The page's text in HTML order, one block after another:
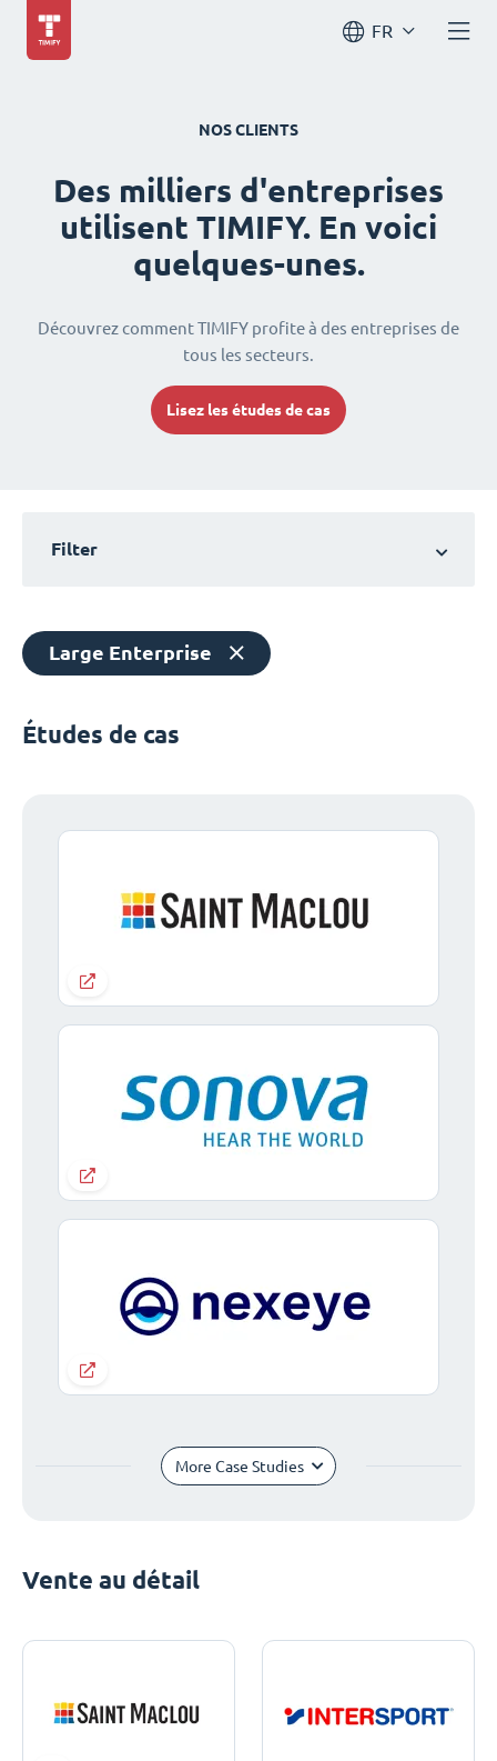
FR
NOS CLIENTS
Des milliers d'entreprises
utilisent TIMIFY. En voici
quelques-unes.
Découvrez comment TIMIFY profite à des entreprises de
tous les secteurs.
Lisez les études de cas
Filter
Large Enterprise
Études de cas
More Case Studies
Vente au détail